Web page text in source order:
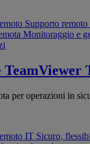
Supporto remoto
Monitoraggio e
TeamViewer
per operazioni in
IT Sicuro,